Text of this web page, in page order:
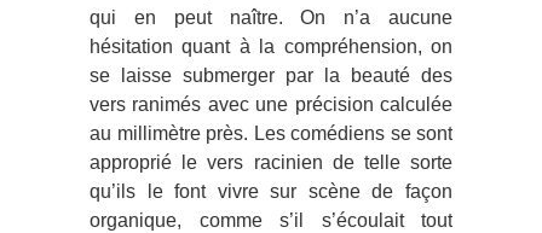
qui en peut naître. On n’a aucune
hésitation quant à la compréhension, on
se laisse submerger par la beauté des
vers ranimés avec une précision calculée
au millimètre près. Les comédiens se sont
approprié le vers racinien de telle sorte
qu’ils le font vivre sur scène de façon
organique, comme s’il s’écoulait tout